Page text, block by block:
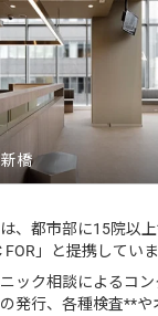
橋
、都市部に15院以
」と提携していま
ック相談によるコ
発行、各種検査**